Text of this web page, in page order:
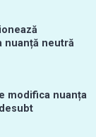
nuanță neutră
modifica nuanța